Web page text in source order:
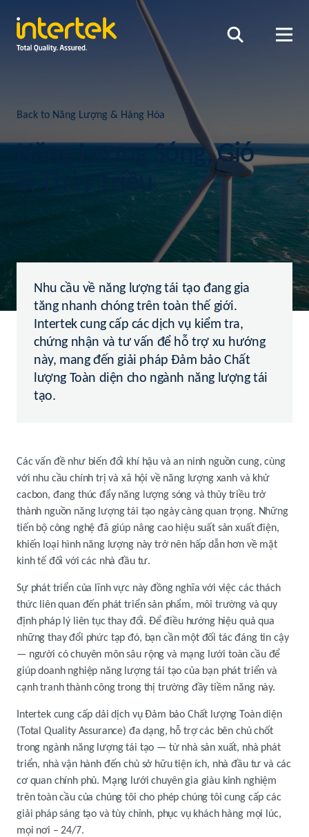
Back to Năng Lượng & Hàng Hóa
Năng Lượng Sóng, Gió
Nhu cầu về năng lượng tái tạo đang gia
tăng nhanh chóng trên toàn thế giới.
Intertek cung cấp các dịch vụ kiểm tra,
chứng nhận và tư vấn để hỗ trợ xu hướng
này, mang đến giải pháp Đảm bảo Chất
lượng Toàn diện cho ngành năng lượng tái
tạo.
Các vấn đề như biến đổi khí hậu và an ninh nguồn cung, cùng
với nhu cầu chính trị và xã hội về năng lượng xanh và khử
cacbon, đang thúc đẩy năng lượng sóng và thủy triều trở
thành nguồn năng lượng tái tạo ngày càng quan trọng. Những
tiến bộ công nghệ đã giúp nâng cao hiệu suất sản xuất điện,
khiến loại hình năng lượng này trở nên hấp dẫn hơn về mặt
kinh tế đối với các nhà đầu tư.
Sự phát triển của lĩnh vực này đồng nghĩa với việc các thách
thức liên quan đến phát triển sản phẩm, môi trường và quy
định pháp lý liên tục thay đổi. Để điều hướng hiệu quả qua
những thay đổi phức tạp đó, bạn cần một đối tác đáng tin cậy
— người có chuyên môn sâu rộng và mạng lưới toàn cầu để
giúp doanh nghiệp năng lượng tái tạo của bạn phát triển và
cạnh tranh thành công trong thị trường đầy tiềm năng này.
Intertek cung cấp dải dịch vụ Đảm bảo Chất lượng Toàn diện
(Total Quality Assurance) đa dạng, hỗ trợ các bên chủ chốt
trong ngành năng lượng tái tạo — từ nhà sản xuất, nhà phát
triển, nhà vận hành đến chủ sở hữu tiện ích, nhà đầu tư và các
cơ quan chính phủ. Mạng lưới chuyên gia giàu kinh nghiệm
trên toàn cầu của chúng tôi cho phép chúng tôi cung cấp các
giải pháp sáng tạo và tùy chỉnh, phục vụ khách hàng mọi lúc,
mọi nơi – 24/7.